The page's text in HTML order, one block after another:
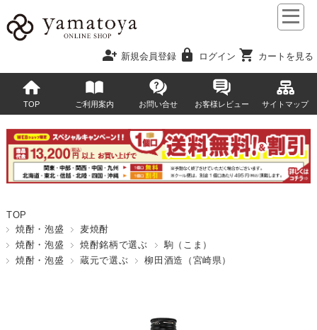
person_add 新規会員登録 lock ログイン shopping_cart カートを見る
TOP ご利用案内 お問い合せ お客様レビュー サイトマップ
TOP
焼酎・泡盛
麦焼酎
焼酎・泡盛
焼酎銘柄で選ぶ
駒（こま）
焼酎・泡盛
蔵元で選ぶ 柳田酒造（宮崎県）